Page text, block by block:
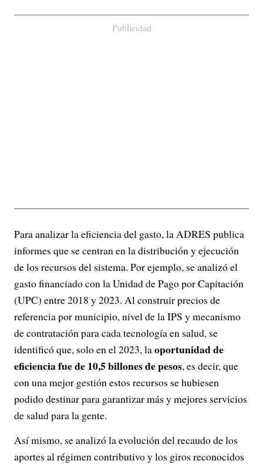
Publicidad
Para analizar la eficiencia del gasto, la ADRES publica
informes que se centran en la distribución y ejecución
de los recursos del sistema. Por ejemplo, se analizó el
gasto financiado con la Unidad de Pago por Capitación
(UPC) entre 2018 y 2023. Al construir precios de
referencia por municipio, nivel de la IPS y mecanismo
de contratación para cada tecnología en salud, se
identificó que, solo en el 2023, laoportunidad de
eficiencia fue de 10,5 billones de pesos, es decir, que
con una mejor gestión estos recursos se hubiesen
podido destinar para garantizar más y mejores servicios
de salud para la gente.
Así mismo, se analizó la evolución del recaudo de los
aportes al régimen contributivo y los giros reconocidos